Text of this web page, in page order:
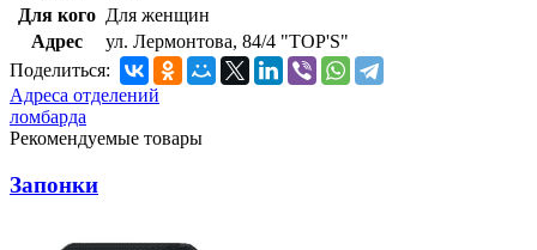
Для кого Для женщин
Адрес
ул. Лермонтова, 84/4 "TOP'S"
Поделиться:
Адреса отделений
ломбарда
Рекомендуемые товары
Запонки